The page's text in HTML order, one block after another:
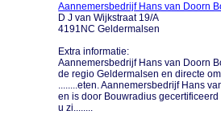
Aannemersbedrijf Hans van Doorn
D J van Wijkstraat 19/A
4191NC Geldermalsen
Extra informatie:
Aannemersbedrijf Hans van Doorn
de regio Geldermalsen en directe
........eten. Aannemersbedrijf Hans
en is door Bouwradius
u zi........